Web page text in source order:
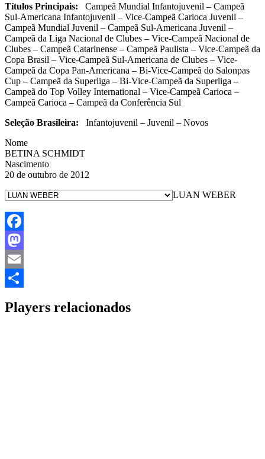
Títulos Principais: Campeã Mundial Infantojuvenil – Campeã
Sul-Americana Infantojuvenil – Vice-Campeã Carioca Juvenil –
Campeã Mundial Juvenil – Campeã Sul-Americana Juvenil –
Campeã da Liga Nacional de Clubes – Vice-Campeã Nacional de
Clubes – Campeã Catarinense – Campeã Paulista – Vice-Campeã da
Copa Brasil – Vice-Campeã Sul-Americana de Clubes – Vice-
Campeã da Copa Pan-Americana – Bi-Vice-Campeã do Salonpas
Cup – Campeã da Superliga – Bi-Vice-Campeã da Superliga –
Campeã do Top Volley International – Vice-Campeã Carioca –
Campeã Carioca – Campeã da Conferência Sul
Seleção Brasileira: Infantojuvenil – Juvenil – Novos
Nome
BETINA SCHMIDT
Nascimento
20 de outubro de 2012
LUAN WEBER
Facebook
Mastodon
Email
Players relacionados